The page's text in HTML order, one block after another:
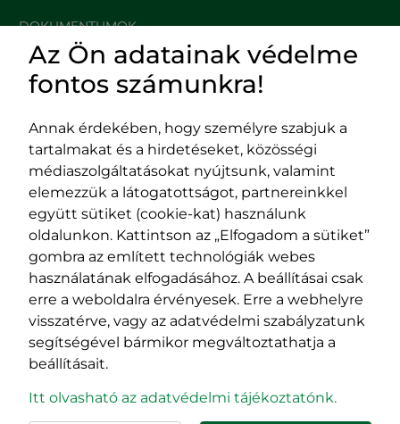
DOKUMENTUMOK
HASZNOS LINKEK
Impresszum
Adatvédelmi szabályzat
EPP program
400029 Kolozsvár,
Fürdő (Card. Iuliu Hossu) utca, 41.
szám
tel/fax:0723 250 321
email:office@rmdsz.ro
Majális utca, 60.
szám
tel/fax:0264 590 758
email:
office@rmdsz.ro
Az Ön adatainak védelme
fontos számunkra!
Annak érdekében, hogy személyre szabjuk a
tartalmakat és a hirdetéseket, közösségi
médiaszolgáltatásokat nyújtsunk, valamint
elemezzük a látogatottságot, partnereinkkel
együtt sütiket (cookie-kat) használunk
oldalunkon. Kattintson az „Elfogadom a sütiket”
gombra az említett technológiák webes
használatának elfogadásához. A beállításai csak
erre a weboldalra érvényesek. Erre a webhelyre
visszatérve, vagy az adatvédelmi szabályzatunk
segítségével bármikor megváltoztathatja a
beállításait.
Itt olvasható az adatvédelmi tájékoztatónk.